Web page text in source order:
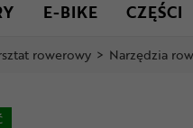
informacje
Stopka
E-BIKE CZĘŚCI
rowerowy > Narzędzia